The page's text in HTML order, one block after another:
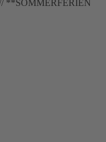
**SOMMERFERIEN